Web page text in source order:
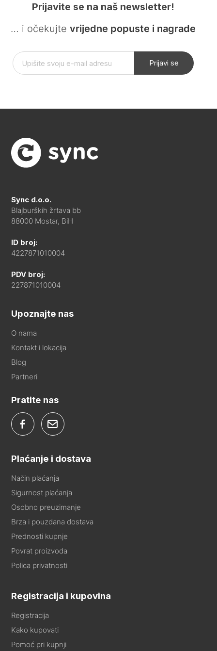
Prijavite se na naš newsletter!
… i očekujte vrijedne popuste i nagrade
Prijavi se
Sync d.o.o.
Blajburških žrtava bb
88000 Mostar, BiH
ID broj:
4227871010004
PDV broj:
227871010004
Upoznajte nas
O nama
Kontakt i lokacija
Blog
Partneri
Pratite nas
Plaćanje i dostava
Način plaćanja
Sigurnost plaćanja
Osobno preuzimanje
Brza i pouzdana dostava
Prednosti kupnje
Povrat proizvoda
Polica privatnosti
Registracija i kupovina
Registracija
Kako kupovati
Pomoć pri kupnji